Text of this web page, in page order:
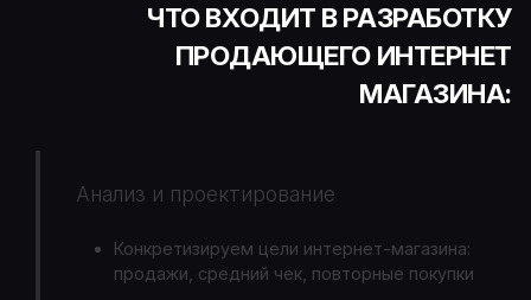
ЧТО ВХОДИТ В РАЗРАБОТКУ
ПРОДАЮЩЕГО ИНТЕРНЕТ
МАГАЗИНА:
Анализ и проектирование
Конкретизируем цели интернет-магазина:
продажи, средний чек, повторные покупки